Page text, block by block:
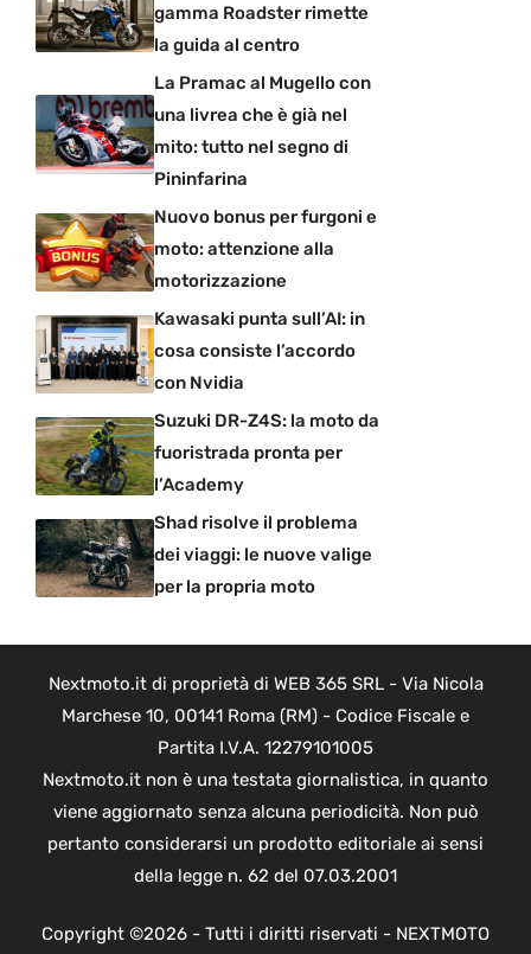
gamma Roadster rimette
la guida al centro
La Pramac al Mugello con
una livrea che è già nel
mito: tutto nel segno di
Pininfarina
Nuovo bonus per furgoni e
moto: attenzione alla
motorizzazione
Kawasaki punta sull’AI: in
cosa consiste l’accordo
con Nvidia
Suzuki DR-Z4S: la moto da
fuoristrada pronta per
l’Academy
Shad risolve il problema
dei viaggi: le nuove valige
per la propria moto
Nextmoto.it di proprietà di WEB 365 SRL - Via Nicola
Marchese 10, 00141 Roma (RM) - Codice Fiscale e
Partita I.V.A. 12279101005
Nextmoto.it non è una testata giornalistica, in quanto
viene aggiornato senza alcuna periodicità. Non può
pertanto considerarsi un prodotto editoriale ai sensi
della legge n. 62 del 07.03.2001
Copyright ©2026 - Tutti i diritti riservati - NEXTMOTO